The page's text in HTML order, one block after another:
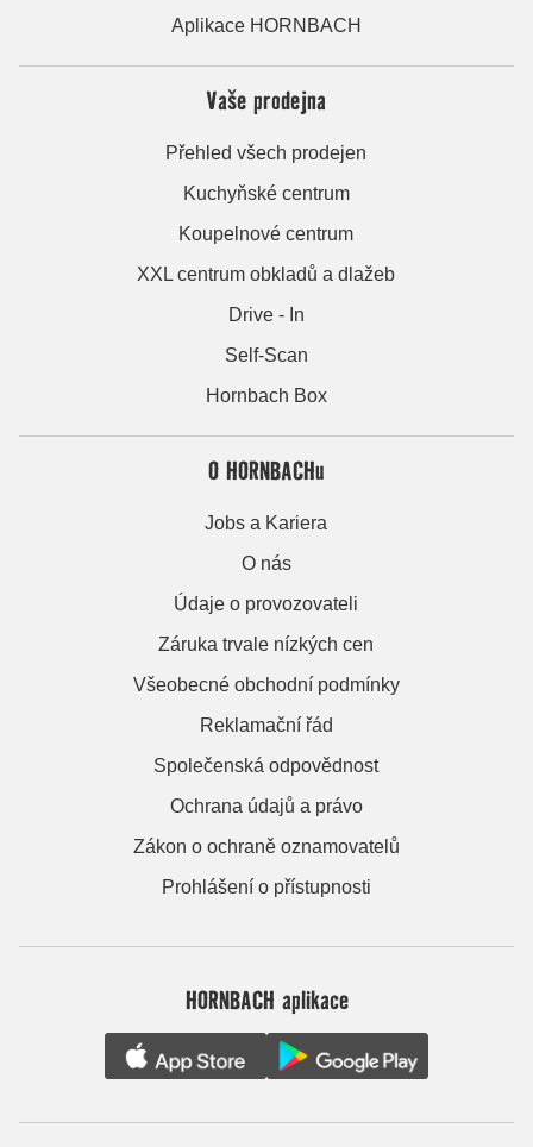
Aplikace HORNBACH
Vaše prodejna
Přehled všech prodejen
Kuchyňské centrum
Koupelnové centrum
XXL centrum obkladů a dlažeb
Drive - In
Self-Scan
Hornbach Box
O HORNBACHu
Jobs a Kariera
O nás
Údaje o provozovateli
Záruka trvale nízkých cen
Všeobecné obchodní podmínky
Reklamační řád
Společenská odpovědnost
Ochrana údajů a právo
Zákon o ochraně oznamovatelů
Prohlášení o přístupnosti
HORNBACH aplikace